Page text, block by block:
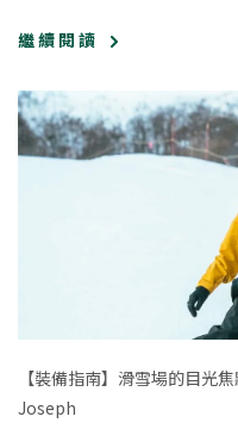
繼 續 閱 讀
【裝備指南】滑雪場的目光
Joseph